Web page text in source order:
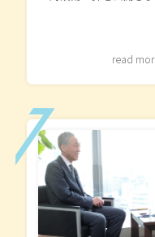
read